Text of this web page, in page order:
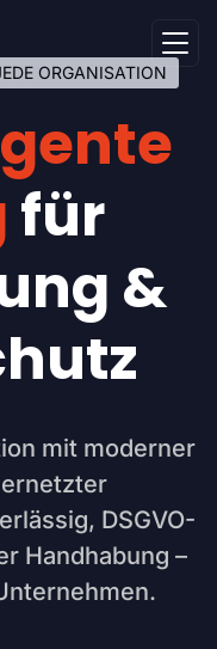
ORGANISATION
für
&
mit moderner
DSGVO-
Handhabung –